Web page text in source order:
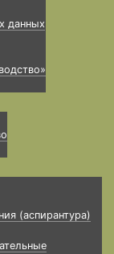
данных
(аспирантура)